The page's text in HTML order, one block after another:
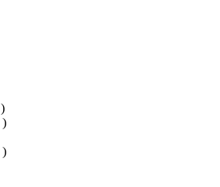
)
)
)